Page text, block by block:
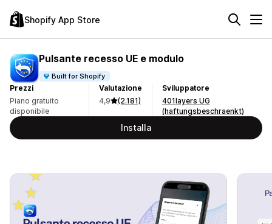
Shopify App Store
Pulsante recesso UE e modulo
Built for Shopify
Prezzi
Piano gratuito
disponibile
Valutazione
4,9
(2.181)
Sviluppatore
401layers UG
(haftungsbeschraenkt)
Installa